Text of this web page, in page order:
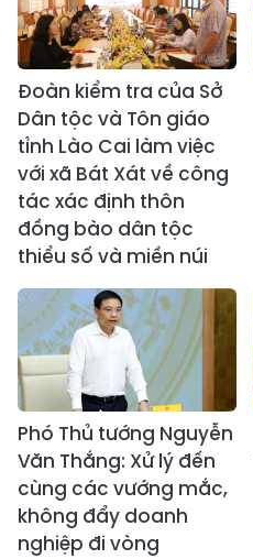
Đoàn kiểm tra của Sở
Dân tộc và Tôn giáo
tỉnh Lào Cai làm việc
với xã Bát Xát về công
tác xác định thôn
đồng bào dân tộc
thiểu số và miền núi
Phó Thủ tướng Nguyễn
Văn Thắng: Xử lý đến
cùng các vướng mắc,
không đẩy doanh
nghiệp đi vòng